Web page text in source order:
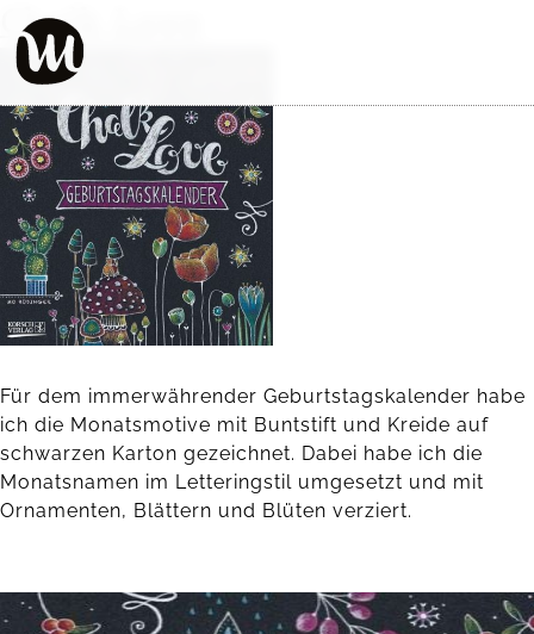
Chalk Love
Für dem immerwährender Geburtstagskalender habe
ich die Monatsmotive mit Buntstift und Kreide auf
schwarzen Karton gezeichnet. Dabei habe ich die
Monatsnamen im Letteringstil umgesetzt und mit
Ornamenten, Blättern und Blüten verziert.